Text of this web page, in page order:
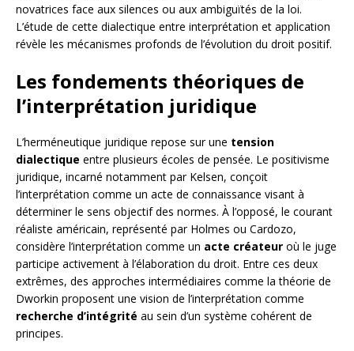
novatrices face aux silences ou aux ambiguïtés de la loi.
L’étude de cette dialectique entre interprétation et application
révèle les mécanismes profonds de l’évolution du droit positif.
Les fondements théoriques de
l’interprétation juridique
L’herméneutique juridique repose sur une tension
dialectique entre plusieurs écoles de pensée. Le positivisme
juridique, incarné notamment par Kelsen, conçoit
l’interprétation comme un acte de connaissance visant à
déterminer le sens objectif des normes. À l’opposé, le courant
réaliste américain, représenté par Holmes ou Cardozo,
considère l’interprétation comme un acte créateur où le juge
participe activement à l’élaboration du droit. Entre ces deux
extrêmes, des approches intermédiaires comme la théorie de
Dworkin proposent une vision de l’interprétation comme
recherche d’intégrité au sein d’un système cohérent de
principes.